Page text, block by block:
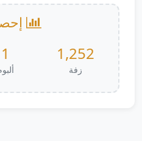
1,252
زفة
1